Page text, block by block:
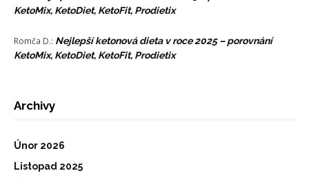
KetoMix, KetoDiet, KetoFit, Prodietix
Romča D.: Nejlepší ketonová dieta v roce 2025 – porovnání
KetoMix, KetoDiet, KetoFit, Prodietix
Archivy
Únor 2026
Listopad 2025